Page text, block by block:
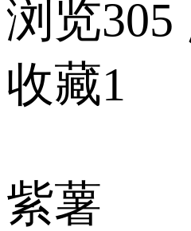
浏览305
收藏1
紫薯